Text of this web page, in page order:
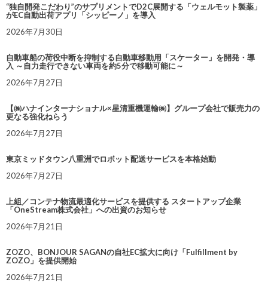
“独自開発こだわり”のサプリメントでD2C展開する「ウェルモット製薬」
がEC自動出荷アプリ「シッピーノ」を導入
2026年7月30日
自動車船の荷役中断を抑制する自動車移動用「スケーター」を開発・導
入 ～自力走行できない車両を約5分で移動可能に～
2026年7月27日
【㈱ハナインターナショナル×星清重機運輸㈱】グループ会社で販売力の
更なる強化ねらう
2026年7月27日
東京ミッドタウン八重洲でロボット配送サービスを本格始動
2026年7月27日
上組／コンテナ物流最適化サービスを提供する スタートアップ企業
「OneStream株式会社」への出資のお知らせ
2026年7月21日
ZOZO、BONJOUR SAGANの自社EC拡大に向け「Fulfillment by
ZOZO」を提供開始
2026年7月21日